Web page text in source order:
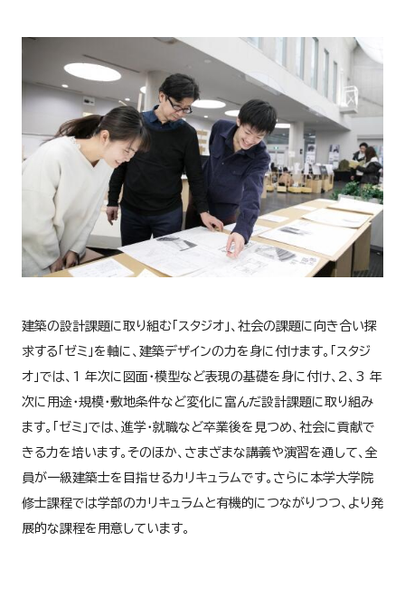
建築の設計課題に取り組む「スタジオ」、社会の課題に向き合い探
求する「ゼミ」を軸に、建築デザインの力を身に付けます。「スタジ
オ」では、1 年次に図面・模型など表現の基礎を身に付け、2、3 年
次に用途・規模・敷地条件など変化に富んだ設計課題に取り組み
ます。「ゼミ」では、進学・就職など卒業後を見つめ、社会に貢献で
きる力を培います。そのほか、さまざまな講義や演習を通して、全
員が一級建築士を目指せるカリキュラムです。さらに本学大学院
修士課程では学部のカリキュラムと有機的につながりつつ、より発
展的な課程を用意しています。